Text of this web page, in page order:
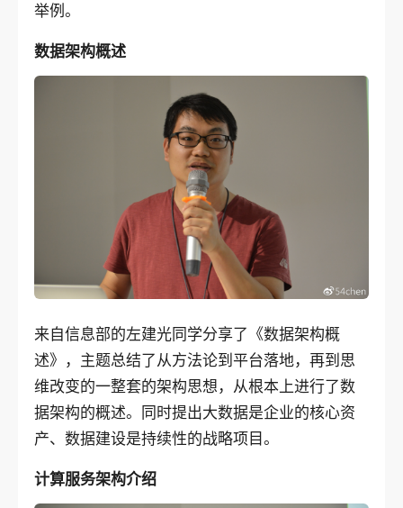
举例。
数据架构概述
来自信息部的左建光同学分享了《数据架构概
述》，主题总结了从方法论到平台落地，再到思
维改变的一整套的架构思想，从根本上进行了数
据架构的概述。同时提出大数据是企业的核心资
产、数据建设是持续性的战略项目。
计算服务架构介绍